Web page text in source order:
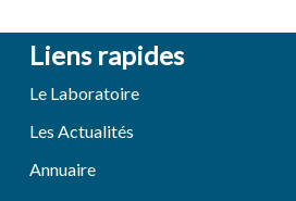
Liens rapides
Le Laboratoire
Les Actualités
Annuaire